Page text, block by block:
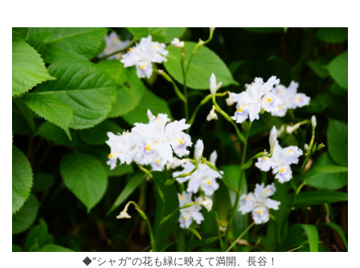
◆”シャガ”の花も緑に映えて満開、長谷！